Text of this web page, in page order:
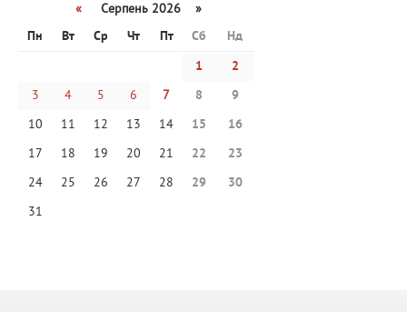
«
Серпень 2026 »
Пн
Вт Ср Чт Пт Сб
Нд
1
2
3
4 5 6 7 8
9
10
11 12 13 14 15
16
17
18 19 20 21 22
23
24
25 26 27 28 29
30
31